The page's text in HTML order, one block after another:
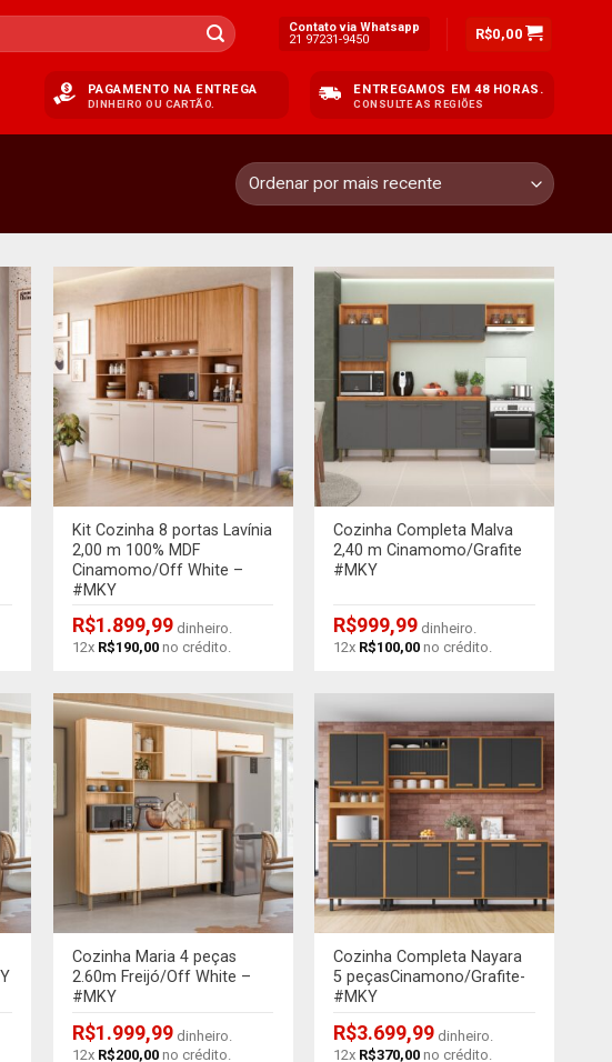
Contato via Whatsapp
21 97231-9450
R$0,00
PAGAMENTO NA ENTREGA
DINHEIRO OU CARTÃO.
ENTREGAMOS EM 48 HORAS.
CONSULTE AS REGIÕES
Kit Cozinha 8 portas Lavínia
2,00 m 100% MDF
Cinamomo/Off White –
#MKY
R$1.899,99 dinheiro.
12x R$190,00no crédito.
Cozinha Completa Malva
2,40 m Cinamomo/Grafite
#MKY
R$999,99 dinheiro.
12x R$100,00 no crédito.
+
Cozinha Maria 4 peças
2.60m Freijó/Off White –
#MKY
R$1.999,99 dinheiro.
12x R$200,00no crédito.
+
Cozinha Completa Nayara
5 peçasCinamono/Grafite-
#MKY
R$3.699,99 dinheiro.
12x R$370,00 no crédito.